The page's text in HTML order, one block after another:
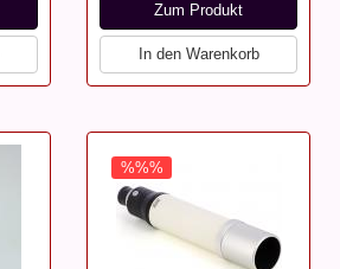
Zum Produkt
In den Warenkorb
%%%